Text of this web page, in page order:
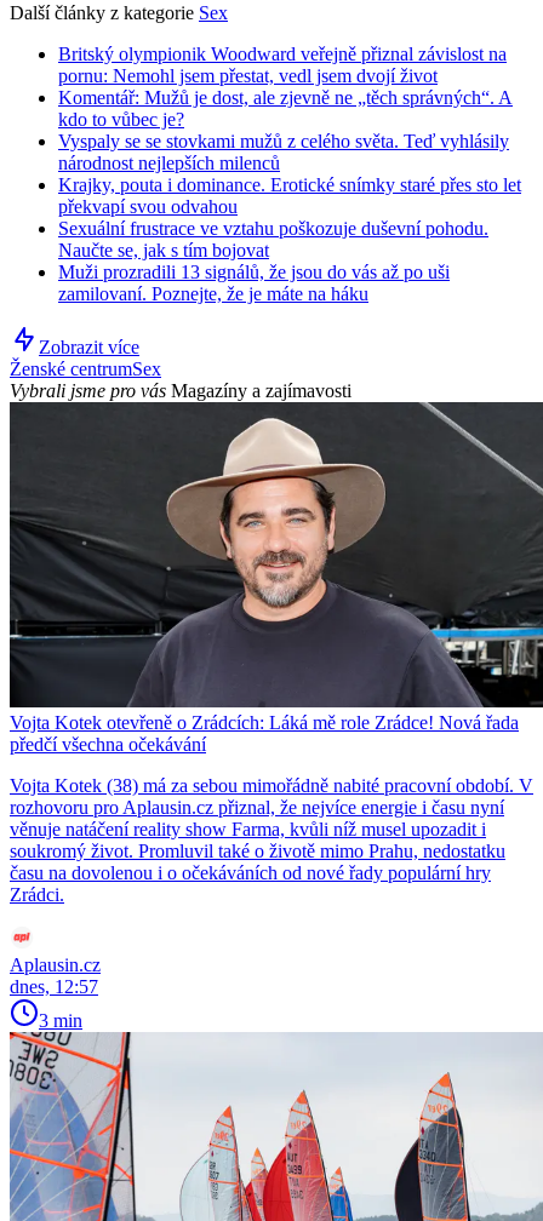
Další články z kategorie Sex
Britský olympionik Woodward veřejně přiznal závislost na
pornu: Nemohl jsem přestat, vedl jsem dvojí život
Komentář: Mužů je dost, ale zjevně ne „těch správných“. A
kdo to vůbec je?
Vyspaly se se stovkami mužů z celého světa. Teď vyhlásily
národnost nejlepších milenců
Krajky, pouta i dominance. Erotické snímky staré přes sto let
překvapí svou odvahou
Sexuální frustrace ve vztahu poškozuje duševní pohodu.
Naučte se, jak s tím bojovat
Muži prozradili 13 signálů, že jsou do vás až po uši
zamilovaní. Poznejte, že je máte na háku
Zobrazit více
Ženské centrumSex
Vybrali jsme pro vás Magazíny a zajímavosti
Vojta Kotek otevřeně o Zrádcích: Láká mě role Zrádce! Nová řada
předčí všechna očekávání
Vojta Kotek (38) má za sebou mimořádně nabité pracovní období. V
rozhovoru pro Aplausin.cz přiznal, že nejvíce energie i času nyní
věnuje natáčení reality show Farma, kvůli níž musel upozadit i
soukromý život. Promluvil také o životě mimo Prahu, nedostatku
času na dovolenou i o očekáváních od nové řady populární hry
Zrádci.
Aplausin.cz
dnes, 12:57
3 min